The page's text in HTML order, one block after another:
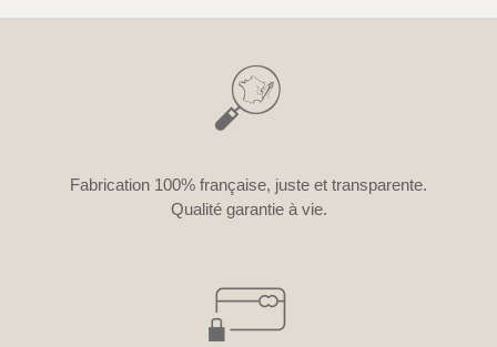
Fabrication 100% française, juste et transparente.
Qualité garantie à vie.